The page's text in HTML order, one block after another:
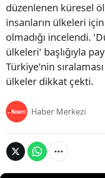
düzenlenen küresel
insanların ülkeleri
olmadığı incelendi.
ülkeleri' başlığıyla
Türkiye'nin
ülkeler dikkat çekti.
Haber Merkezi